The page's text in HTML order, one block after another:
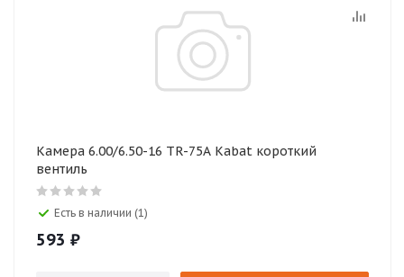
Камера 6.00/6.50-16 TR-75A Kabat короткий
вентиль
Есть в наличии (1)
593 ₽